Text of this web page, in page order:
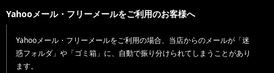
Yahooメール・フリーメールをご利用のお客様へ
Yahooメール・フリーメールをご利用の場合、当店からのメールが「迷
惑フォルダ」や「ゴミ箱」に、自動で振り分けられてしまうことがあり
ます。